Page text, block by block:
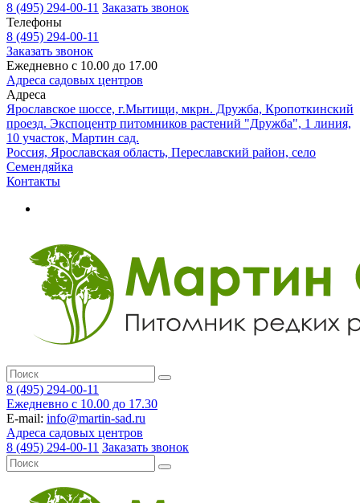
8 (495) 294-00-11 Заказать звонок
Телефоны
8 (495) 294-00-11
Заказать звонок
Ежедневно с 10.00 до 17.00
Адреса садовых центров
Адреса
Ярославское шоссе, г.Мытищи, мкрн. Дружба, Кропоткинский
проезд. Экспоцентр питомников растений "Дружба", 1 линия,
10 участок, Мартин сад.
Россия, Ярославская область, Переславский район, село
Семендяйка
Контакты
8 (495) 294-00-11
Ежедневно с 10.00 до 17.30
E-mail: info@martin-sad.ru
Адреса садовых центров
8 (495) 294-00-11 Заказать звонок